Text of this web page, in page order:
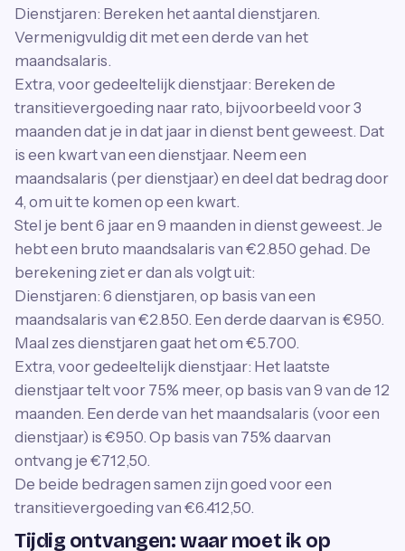
Dienstjaren: Bereken het aantal dienstjaren.
Vermenigvuldig dit met een derde van het
maandsalaris.
Extra, voor gedeeltelijk dienstjaar: Bereken de
transitievergoeding naar rato, bijvoorbeeld voor 3
maanden dat je in dat jaar in dienst bent geweest. Dat
is een kwart van een dienstjaar. Neem een
maandsalaris (per dienstjaar) en deel dat bedrag door
4, om uit te komen op een kwart.
Stel je bent 6 jaar en 9 maanden in dienst geweest. Je
hebt een bruto maandsalaris van €2.850 gehad. De
berekening ziet er dan als volgt uit:
Dienstjaren: 6 dienstjaren, op basis van een
maandsalaris van €2.850. Een derde daarvan is €950.
Maal zes dienstjaren gaat het om €5.700.
Extra, voor gedeeltelijk dienstjaar: Het laatste
dienstjaar telt voor 75% meer, op basis van 9 van de 12
maanden. Een derde van het maandsalaris (voor een
dienstjaar) is €950. Op basis van 75% daarvan
ontvang je €712,50.
De beide bedragen samen zijn goed voor een
transitievergoeding van €6.412,50.
Tijdig ontvangen: waar moet ik op